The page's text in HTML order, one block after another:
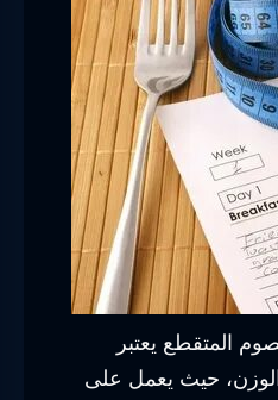
المتقطع يعتبر
حيث يعمل على